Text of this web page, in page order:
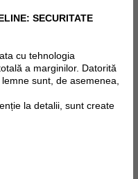
SECURITATE
cu tehnologia
a marginilor. Datorită
sunt, de asemenea,
la detalii, sunt create